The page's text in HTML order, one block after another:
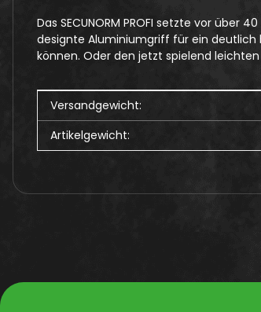
Das SECUNORM PROFI setzte vor
designte Aluminiumgriff für ein deutlich
können. Oder den jetzt spielend
Produkteigenschaft
Wert
Versandgewicht:
Artikelgewicht: